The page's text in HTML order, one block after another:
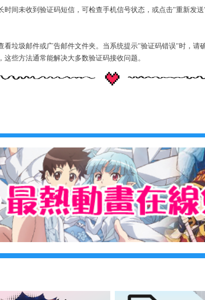
间未收到验证码短信，可检查手机信号状态，或点击"重新发
垃圾邮件或广告邮件文件夹。当系统提示"验证码错误"时，
些方法通常能解决大多数验证码接收问题。